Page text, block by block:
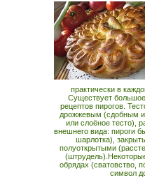
практически в
Существует
рецептов пирогов.
дрожжевым (сдобным
или слоёное тесто),
внешнего вида: пироги
шарлотка),
полуоткрытыми
обрядах (сватовство,
символ